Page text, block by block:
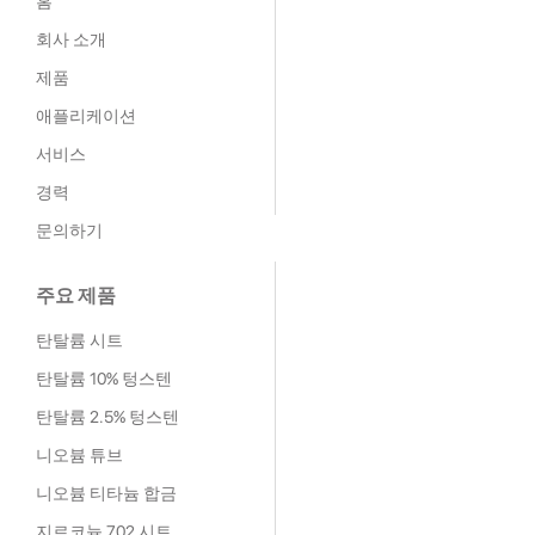
회사 소개
제품
애플리케이션
서비스
경력
문의하기
주요 제품
탄탈륨 시트
탄탈륨 10% 텅스텐
탄탈륨 2.5% 텅스텐
니오븀 튜브
니오븀 티타늄 합금